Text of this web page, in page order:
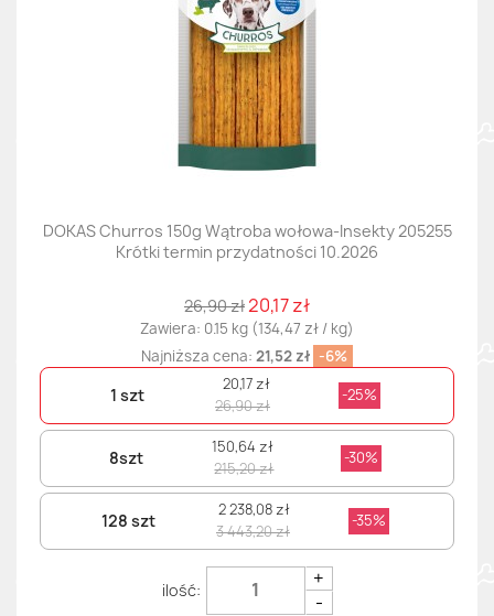
DOKAS Churros 150g Wątroba wołowa-Insekty 205255
Krótki termin przydatności 10.2026
26,90 zł20,17 zł
Zawiera: 0.15 kg (134,47 zł / kg)
Najniższa cena: 21,52 zł -6%
1 szt
20,17 zł
26,90 zł
-25%
8szt
150,64 zł
215,20 zł
-30%
128 szt
2 238,08 zł
3 443,20 zł
-35%
+
-